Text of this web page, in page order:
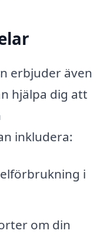
erbjuder även
hjälpa dig att
inkludera:
i
om din